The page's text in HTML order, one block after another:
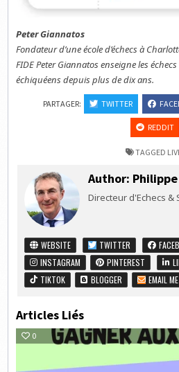
Peter Giannatos
Fondateur d’une école d’échecs à
FIDE Peter Giannatos enseigne les
échiquéens depuis plus de dix ans.
PARTAGER: TWITTER
REDDIT
TAGGED
Author: Philippe
Directeur d'Echecs &
WEBSITE TWITTER
INSTAGRAM
PINTEREST
TIKTOK
BLOGGER EMAIL ME
Articles Liés
0